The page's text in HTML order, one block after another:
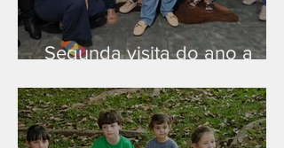
Segunda visita do ano a